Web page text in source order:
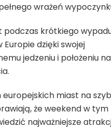
wrażeń
podczas krótkiego
dzięki swojej
jedzeniu i położeniu
miast na
że weekend w tym
najważniejsze